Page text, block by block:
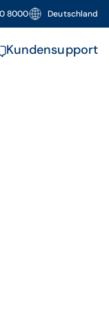
8000 Deutschland
Kundensupport